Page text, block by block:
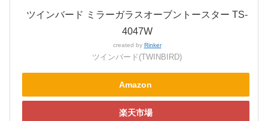
ツインバード ミラーガラスオーブントースター TS-
4047W
created by Rinker
ツインバード(TWINBIRD)
Amazon
楽天市場